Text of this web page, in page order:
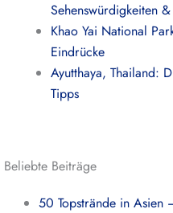
Sehenswürdigkeiten
Khao Yai National
Eindrücke
Ayutthaya, Thailand:
Tipps
Beliebte Beiträge
50 Topstrände in Asien